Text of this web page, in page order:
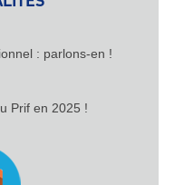
: parlons-en !
Prif en 2025 !